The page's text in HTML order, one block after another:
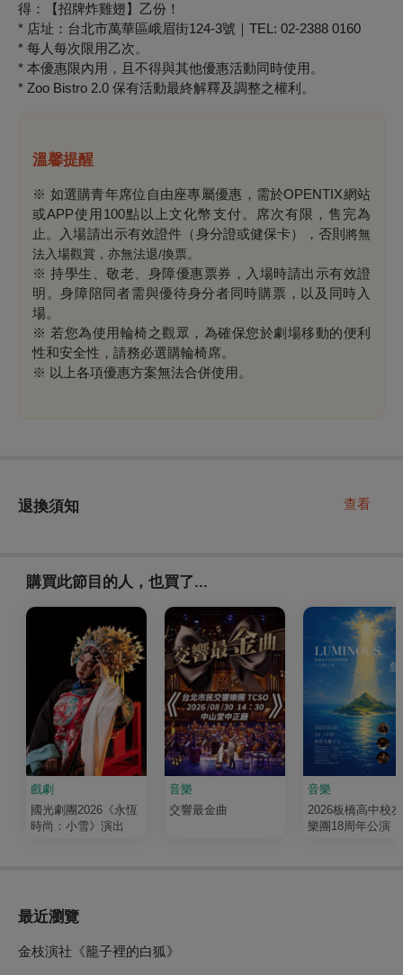
得：【招牌炸雞翅】乙份！
* 店址：台北市萬華區峨眉街124-3號｜TEL: 02-2388 0160
* 每人每次限用乙次。
* 本優惠限內用，且不得與其他優惠活動同時使用。
* Zoo Bistro 2.0 保有活動最終解釋及調整之權利。
溫馨提醒
※ 如選購青年席位自由座專屬優惠，需於OPENTIX網站
或APP使用100點以上文化幣支付。席次有限，售完為
止。入場請出示有效證件（身分證或健保卡），否則 將無
法入場觀賞，亦無法退/換票。
※ 持學生、敬老、身障優惠票券，入場時請出示有效證
明。身障陪同者需與優待身分者同時購票，以及同時入
場。
※ 若您為使用輪椅之觀眾，為確保您於劇場移動的便利
性和安全性，請務必選購輪椅席。
※ 以上各項優惠方案無法合併使用。
退換須知 查看
購買此節目的人，也買了...
戲劇
國光劇團2026《永恆
時尚：小雪》演出
音樂
交響最金曲
音樂
2026板橋高中校
樂團18周年公演
最近瀏覽
金枝演社《籠子裡的白狐》